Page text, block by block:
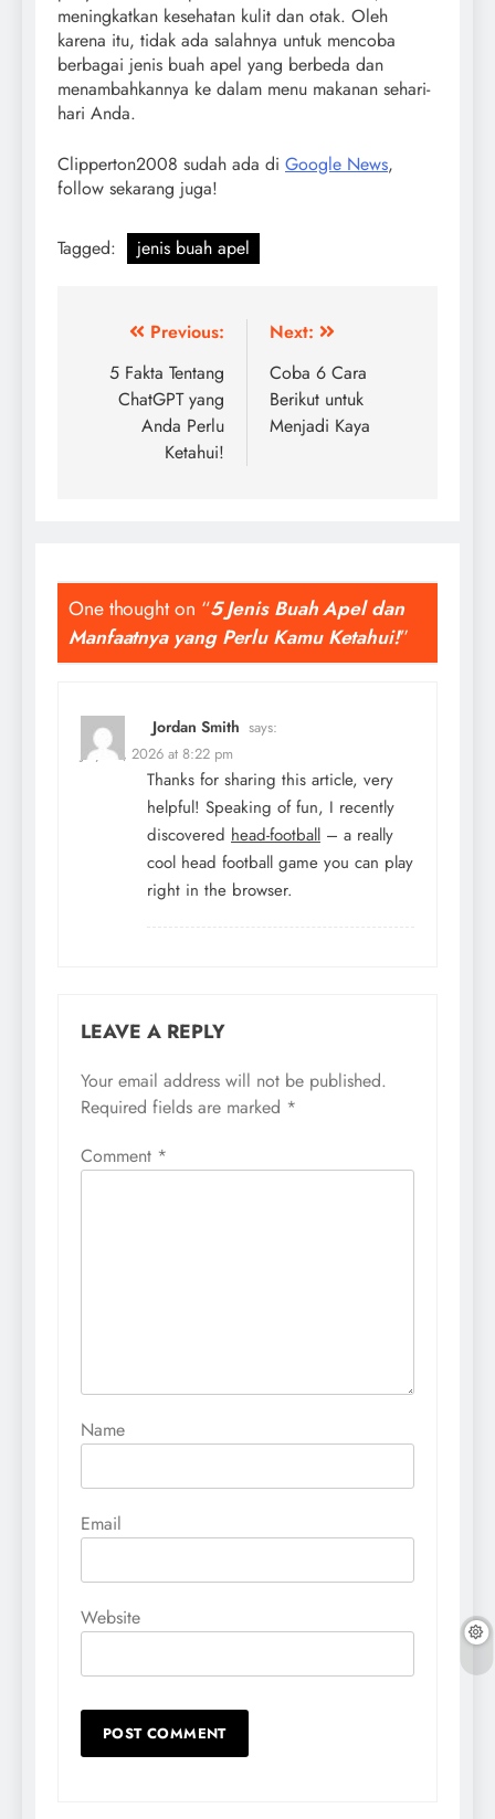
meningkatkan kesehatan kulit dan otak. Oleh
karena itu, tidak ada salahnya untuk mencoba
berbagai jenis buah apel yang berbeda dan
menambahkannya ke dalam menu makanan sehari-
hari Anda.
Clipperton2008 sudah ada di Google News,
follow sekarang juga!
Tagged: jenis buah apel
navigation
Previous:
5 Fakta Tentang
ChatGPT yang
Anda Perlu
Ketahui!
Next:
Coba 6 Cara
Berikut untuk
Menjadi Kaya
One thought on “5 Jenis Buah Apel dan
Manfaatnya yang Perlu Kamu Ketahui!”
Jordan Smith says:
July 30, 2026 at 8:22 pm
Thanks for sharing this article, very
helpful! Speaking of fun, I recently
discovered head-football – a really
cool head football game you can play
right in the browser.
LEAVE A REPLY
Your email address will not be published.
Required fields are marked *
Comment *
Name
Email
Website